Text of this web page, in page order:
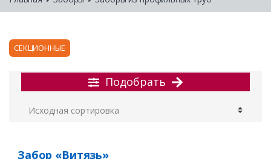
СЕКЦИОННЫЕ
Подобрать
Забор «Витязь»